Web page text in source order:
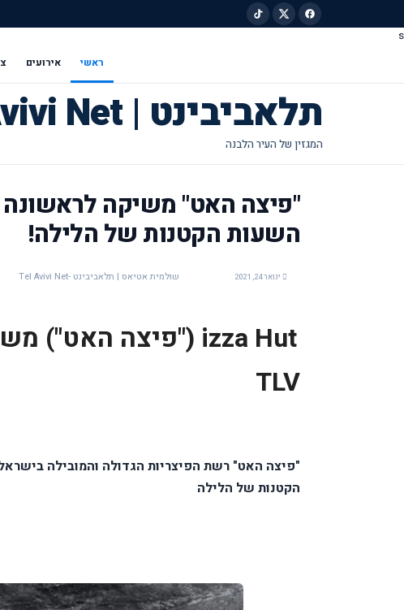
s
ראשי אירועים
תלאביבינט | Tel Avivi Net
"פיצה האט" משיקה
השעות הקטנות של הלילה!
ינואר 24, 2021 שולמית אטיאס | תלאביבינט -Tel Avivi Net
izza Hut ("פיצה האט")
TLV
"פיצה האט" רשת הפיצריות הגדולה והמובילה
הקטנות של הלילה